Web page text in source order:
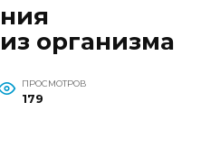
организма
ПРОСМОТРОВ
179